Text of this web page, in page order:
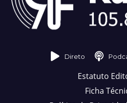
Direto
Estatuto
Ficha